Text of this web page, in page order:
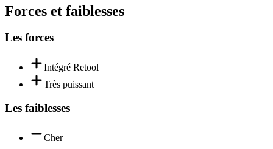
Forces et faiblesses
Les forces
Intégré Retool
Très puissant
Les faiblesses
Cher